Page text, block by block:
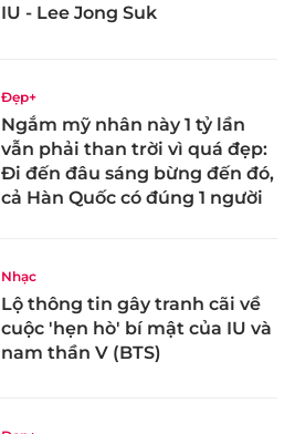
IU - Lee Jong Suk
Đẹp+
Ngắm mỹ nhân này 1 tỷ lần
vẫn phải than trời vì quá đẹp:
Đi đến đâu sáng bừng đến đó,
cả Hàn Quốc có đúng 1 người
Nhạc
Lộ thông tin gây tranh cãi về
cuộc 'hẹn hò' bí mật của IU và
nam thần V (BTS)